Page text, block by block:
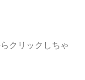
クリックしちゃ